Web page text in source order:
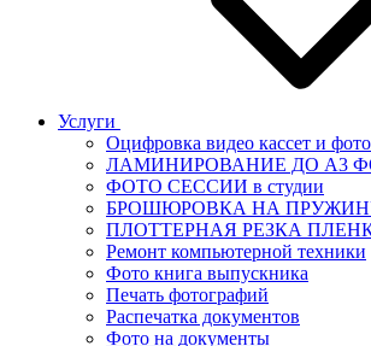
Услуги
Оцифровка видео кассет и
ЛАМИНИРОВАНИЕ ДО А3
ФОТО СЕССИИ в студии
БРОШЮРОВКА НА
ПЛОТТЕРНАЯ РЕЗКА
Ремонт компьютерной техники
Фото книга выпускника
Печать фотографий
Распечатка документов
Фото на документы